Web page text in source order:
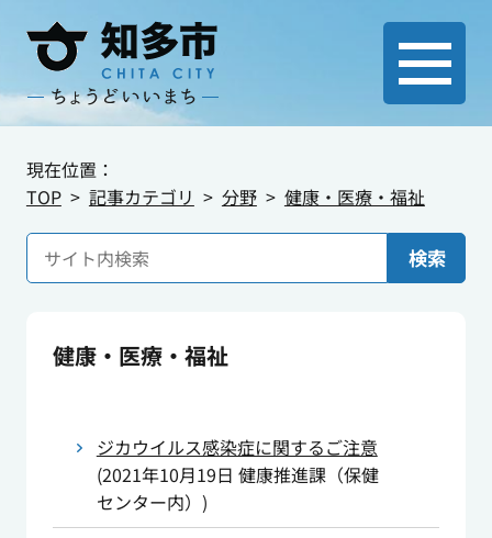
現在位置：
TOP
記事カテゴリ 分野 健康・医療・福祉
検索
健康・医療・福祉
ジカウイルス感染症に関するご注意
(2021年10月19日 健康推進課（保健
センター内） )